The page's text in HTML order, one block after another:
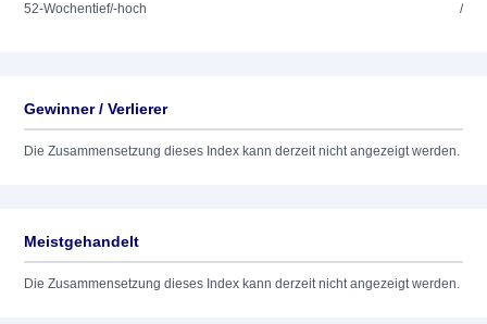
52-Wochentief/-hoch /
Gewinner / Verlierer
Die Zusammensetzung dieses Index kann derzeit nicht angezeigt werden.
Meistgehandelt
Die Zusammensetzung dieses Index kann derzeit nicht angezeigt werden.